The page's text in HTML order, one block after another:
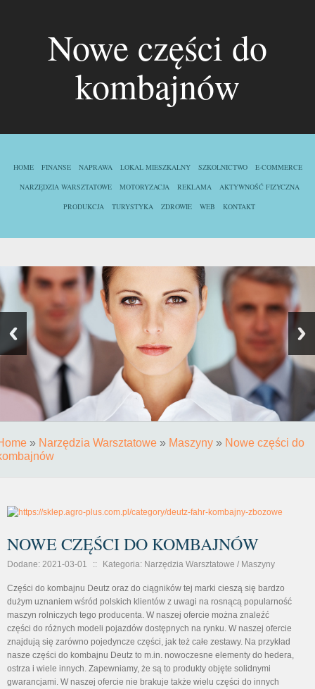
Nowe części do
kombajnów
HOME FINANSE NAPRAWA LOKAL MIESZKALNY SZKOLNICTWO
E-COMMERCE
NARZĘDZIA WARSZTATOWE
MOTORYZACJA REKLAMA
AKTYWNOŚĆ FIZYCZNA
PRODUKCJA
TURYSTYKA ZDROWIE WEB KONTAKT
» Narzędzia Warsztatowe » Maszyny » Nowe części do
NOWE CZĘŚCI DO KOMBAJNÓW
Dodane: 2021-03-01 :: Kategoria: Narzędzia Warsztatowe / Maszyny
Części do kombajnu Deutz oraz do ciągników tej marki cieszą się bardzo
dużym uznaniem wśród polskich klientów z uwagi na rosnącą popularność
maszyn rolniczych tego producenta. W naszej ofercie można znaleźć
części do różnych modeli pojazdów dostępnych na rynku. W naszej ofercie
znajdują się zarówno pojedyncze części, jak też całe zestawy. Na przykład
nasze części do kombajnu Deutz to m.in. nowoczesne elementy do hedera,
ostrza i wiele innych. Zapewniamy, że są to produkty objęte solidnymi
gwarancjami. W naszej ofercie nie brakuje także wielu części do innych